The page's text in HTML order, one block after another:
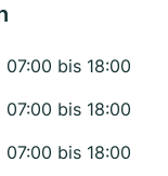
07:00 bis 18:00
07:00 bis 18:00
07:00 bis 18:00